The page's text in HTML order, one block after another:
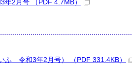
2月号 （PDF 4.7MB）
令和3年2月号） （PDF 331.4KB）